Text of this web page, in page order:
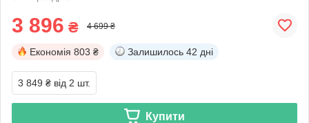
3 896 ₴ 4 699 ₴
Економія 803 ₴ Залишилось 42 дні
3 849 ₴ від 2 шт.
Купити